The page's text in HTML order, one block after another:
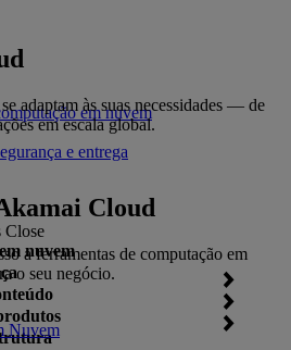
em nuvem
e entrega
Close
nuvem
adaptam às suas necessidades — de
em escala global.
Cloud
a ferramentas de computação em
o seu negócio.
Nuvem